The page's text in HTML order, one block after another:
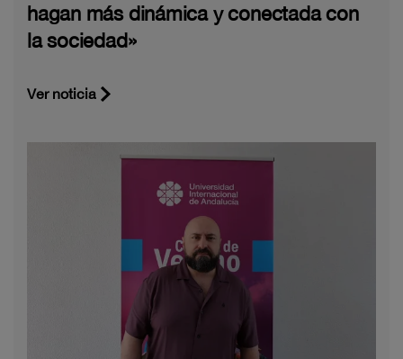
hagan más dinámica y conectada con
la sociedad»
Ver noticia